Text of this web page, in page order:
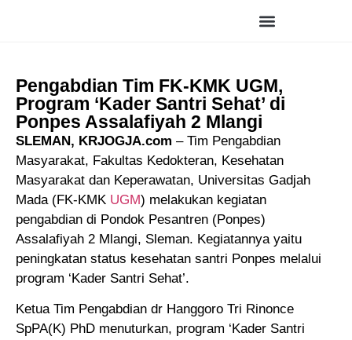
Pengabdian Tim FK-KMK UGM,
Program ‘Kader Santri Sehat’ di
Ponpes Assalafiyah 2 Mlangi
SLEMAN, KRJOGJA.com – Tim Pengabdian
Masyarakat, Fakultas Kedokteran, Kesehatan
Masyarakat dan Keperawatan, Universitas Gadjah
Mada (FK-KMK UGM) melakukan kegiatan
pengabdian di Pondok Pesantren (Ponpes)
Assalafiyah 2 Mlangi, Sleman. Kegiatannya yaitu
peningkatan status kesehatan santri Ponpes melalui
program ‘Kader Santri Sehat’.
Ketua Tim Pengabdian dr Hanggoro Tri Rinonce
SpPA(K) PhD menuturkan, program ‘Kader Santri